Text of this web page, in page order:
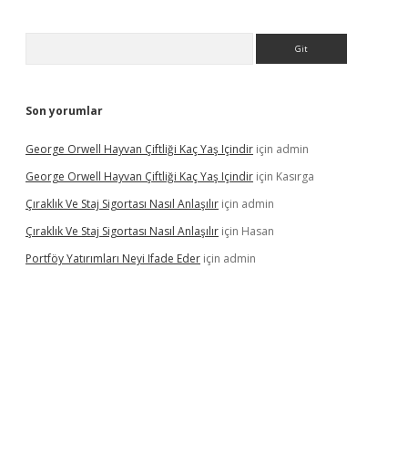
Son yorumlar
George Orwell Hayvan Çiftliği Kaç Yaş Içindir için admin
George Orwell Hayvan Çiftliği Kaç Yaş Içindir için Kasırga
Çıraklık Ve Staj Sigortası Nasıl Anlaşılır için admin
Çıraklık Ve Staj Sigortası Nasıl Anlaşılır için Hasan
Portföy Yatırımları Neyi Ifade Eder için admin